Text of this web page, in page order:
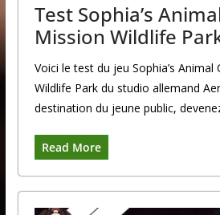
Test Sophia’s
Mission Wildlife
Voici le test du jeu Sophia’s Animal
Wildlife Park du studio allemand
destination du jeune public,
Read More